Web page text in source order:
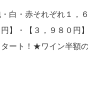
白・赤それぞれ１
】・【３，９８０
タート！★ワイン半額